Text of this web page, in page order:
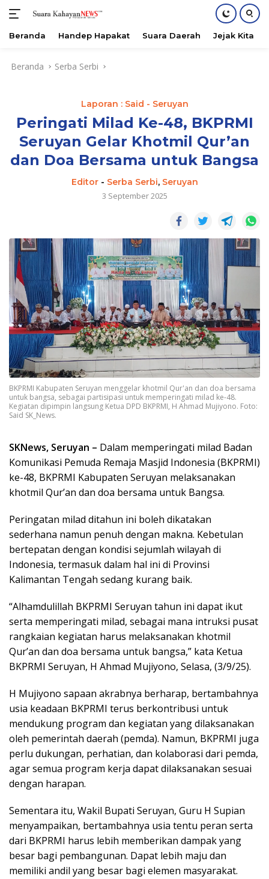
Beranda Handep Hapakat Suara Daerah Jejak Kita
Beranda Serba Serbi
Laporan : Said - Seruyan
Peringati Milad Ke-48, BKPRMI
Seruyan Gelar Khotmil Qur’an
dan Doa Bersama untuk Bangsa
Editor- Serba Serbi, Seruyan
3 September 2025
BKPRMI Kabupaten Seruyan menggelar khotmil Qur'an dan doa bersama
untuk bangsa, sebagai partisipasi untuk memperingati milad ke-48.
Kegiatan dipimpin langsung Ketua DPD BKPRMI, H Ahmad Mujiyono. Foto:
Said SK_News.
SKNews, Seruyan – Dalam memperingati milad Badan
Komunikasi Pemuda Remaja Masjid Indonesia (BKPRMI)
ke-48, BKPRMI Kabupaten Seruyan melaksanakan
khotmil Qur’an dan doa bersama untuk Bangsa.
Peringatan milad ditahun ini boleh dikatakan
sederhana namun penuh dengan makna. Kebetulan
bertepatan dengan kondisi sejumlah wilayah di
Indonesia, termasuk dalam hal ini di Provinsi
Kalimantan Tengah sedang kurang baik.
“Alhamdulillah BKPRMI Seruyan tahun ini dapat ikut
serta memperingati milad, sebagai mana intruksi pusat
rangkaian kegiatan harus melaksanakan khotmil
Qur’an dan doa bersama untuk bangsa,” kata Ketua
BKPRMI Seruyan, H Ahmad Mujiyono, Selasa, (3/9/25).
H Mujiyono sapaan akrabnya berharap, bertambahnya
usia keadaan BKPRMI terus berkontribusi untuk
mendukung program dan kegiatan yang dilaksanakan
oleh pemerintah daerah (pemda). Namun, BKPRMI juga
perlu dukungan, perhatian, dan kolaborasi dari pemda,
agar semua program kerja dapat dilaksanakan sesuai
dengan harapan.
Sementara itu, Wakil Bupati Seruyan, Guru H Supian
menyampaikan, bertambahnya usia tentu peran serta
dari BKPRMI harus lebih memberikan dampak yang
besar bagi pembangunan. Dapat lebih maju dan
memiliki andil yang besar bagi elemen masyarakat.